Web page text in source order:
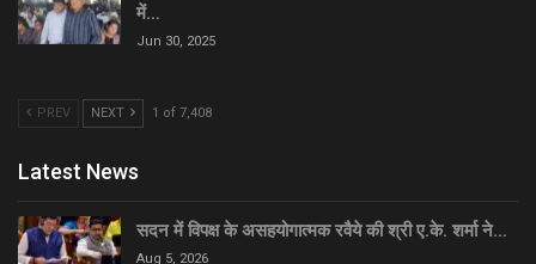
में…
Jun 30, 2025
PREV NEXT 1 of 7,408
Latest News
सदन में विपक्ष के असहयोगात्मक रवैये की श्री ए.के. शर्मा ने…
Aug 5, 2026